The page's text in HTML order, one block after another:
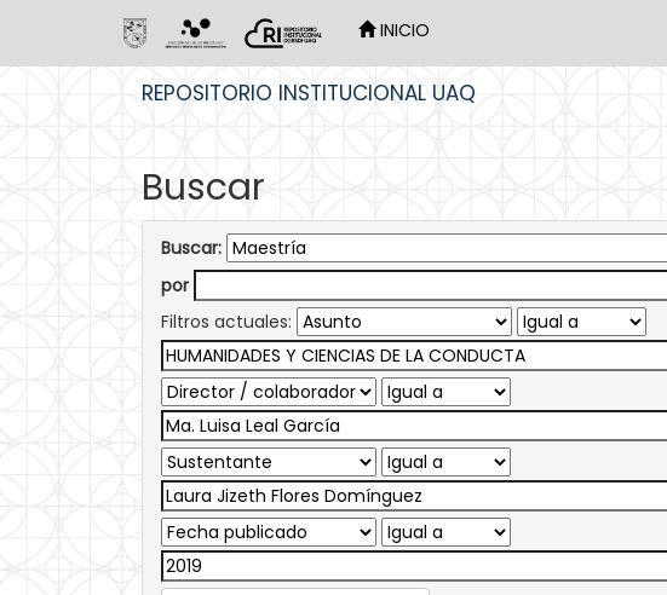
INICIO
REPOSITORIO INSTITUCIONAL UAQ
Buscar
Buscar:
por
Filtros actuales: